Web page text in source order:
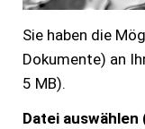
Sie haben die
Dokumente) an
5 MB).
Datei auswählen